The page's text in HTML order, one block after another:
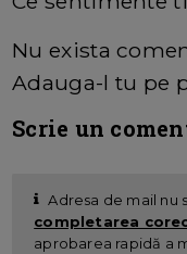
Nu exista
Adauga-l tu pe
Scrie un
Adresa de mail nu
completarea
aprobarea rapidă a